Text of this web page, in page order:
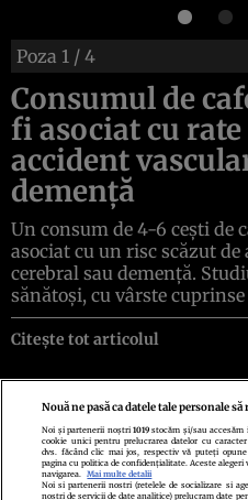
Poza 1 / 4
Consumul de
fi asociat cu rate
accident
demență
Un consum de 4-6 cești de
asociat cu un risc scăzut
cerebral sau demență.
sănătoși, cu vârste
Citește tot articolul
Politica de confidenţialitate
Echipa redacțională
Nouă ne pasă ca datele tale personale
Noi și partenerii noștri1019 stocăm și/sau
cookie unici pentru prelucrarea datelor cu
dvs. făcând clic mai jos, respectiv vă puteți
pagina cu politica de confidențialitate. Aceste
navigarea.
Mai multe detalii
Noi si partenerii nostri (retelele de socializare si
nostri de servicii de date analitice) prelucram date